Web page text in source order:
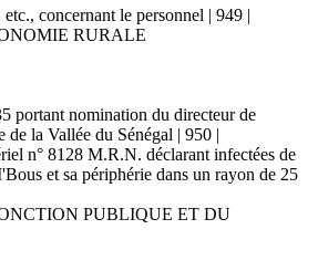
concernant le personnel | 949 |
RURALE
portant nomination du directeur de
la Vallée du Sénégal | 950 |
n° 8128 M.R.N. déclarant infectées de
et sa périphérie dans un rayon de 25
PUBLIQUE ET DU